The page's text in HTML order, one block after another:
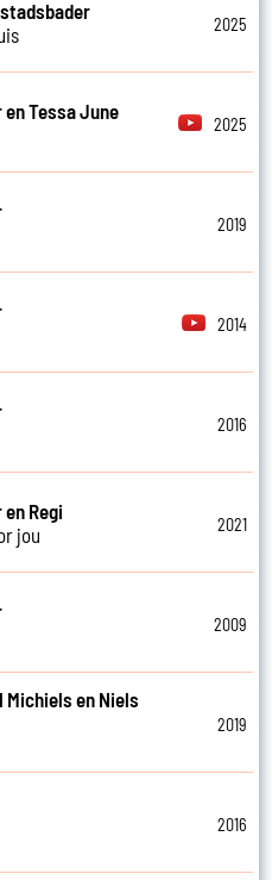
2025
Tessa June
2025
2019
2014
2016
Regi
jou
2021
2009
Michiels en Niels
2019
2016